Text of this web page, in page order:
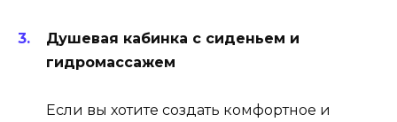
Душевая кабинка с сиденьем и
гидромассажем
Если вы хотите создать комфортное и